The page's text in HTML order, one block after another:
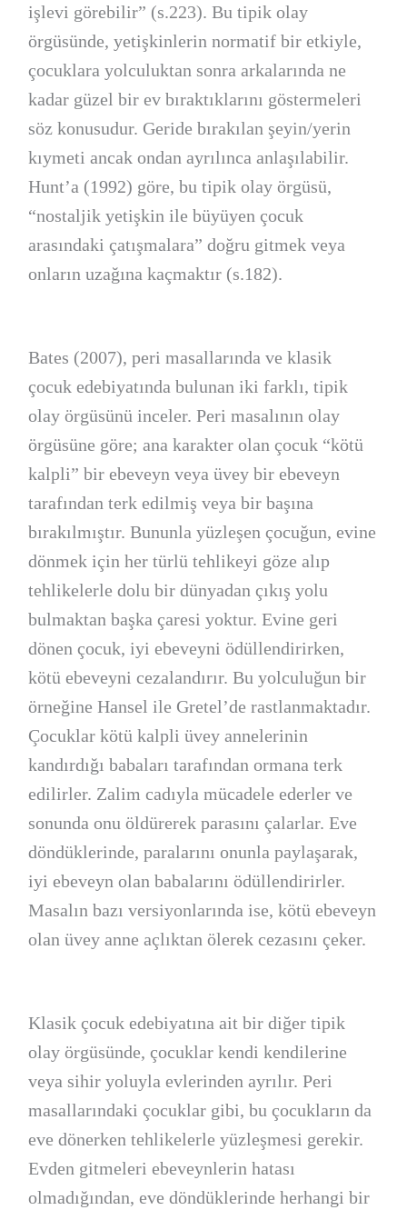
işlevi görebilir” (s.223). Bu tipik olay
örgüsünde, yetişkinlerin normatif bir etkiyle,
çocuklara yolculuktan sonra arkalarında ne
kadar güzel bir ev bıraktıklarını göstermeleri
söz konusudur. Geride bırakılan şeyin/yerin
kıymeti ancak ondan ayrılınca anlaşılabilir.
Hunt’a (1992) göre, bu tipik olay örgüsü,
“nostaljik yetişkin ile büyüyen çocuk
arasındaki çatışmalara” doğru gitmek veya
onların uzağına kaçmaktır (s.182).
Bates (2007), peri masallarında ve klasik
çocuk edebiyatında bulunan iki farklı, tipik
olay örgüsünü inceler. Peri masalının olay
örgüsüne göre; ana karakter olan çocuk “kötü
kalpli” bir ebeveyn veya üvey bir ebeveyn
tarafından terk edilmiş veya bir başına
bırakılmıştır. Bununla yüzleşen çocuğun, evine
dönmek için her türlü tehlikeyi göze alıp
tehlikelerle dolu bir dünyadan çıkış yolu
bulmaktan başka çaresi yoktur. Evine geri
dönen çocuk, iyi ebeveyni ödüllendirirken,
kötü ebeveyni cezalandırır. Bu yolculuğun bir
örneğine Hansel ile Gretel’de rastlanmaktadır.
Çocuklar kötü kalpli üvey annelerinin
kandırdığı babaları tarafından ormana terk
edilirler. Zalim cadıyla mücadele ederler ve
sonunda onu öldürerek parasını çalarlar. Eve
döndüklerinde, paralarını onunla paylaşarak,
iyi ebeveyn olan babalarını ödüllendirirler.
Masalın bazı versiyonlarında ise, kötü ebeveyn
olan üvey anne açlıktan ölerek cezasını çeker.
Klasik çocuk edebiyatına ait bir diğer tipik
olay örgüsünde, çocuklar kendi kendilerine
veya sihir yoluyla evlerinden ayrılır. Peri
masallarındaki çocuklar gibi, bu çocukların da
eve dönerken tehlikelerle yüzleşmesi gerekir.
Evden gitmeleri ebeveynlerin hatası
olmadığından, eve döndüklerinde herhangi bir